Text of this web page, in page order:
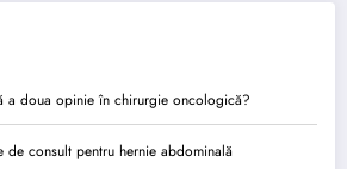
a doua opinie în chirurgie oncologică?
de consult pentru hernie abdominală